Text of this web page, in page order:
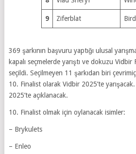
9 Ziferblat
369 şarkının başvuru yaptığı ulusal
kapalı seçmelerde yarıştı ve dokuzu Vidbir
seçildi. Seçilmeyen 11 şarkıdan biri
10. Finalist olarak Vidbir 2025’te
2025’te açıklanacak.
10. Finalist olmak için oylanacak isimler:
– Brykulets
– Enleo